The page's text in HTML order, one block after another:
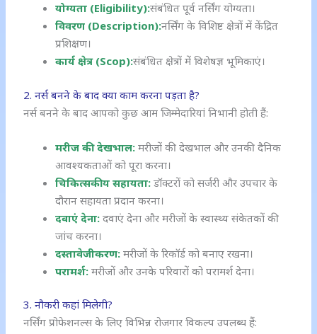
योग्यता (Eligibility):संबंधित पूर्व नर्सिंग योग्यता।
विवरण (Description):नर्सिंग के विशिष्ट क्षेत्रों में केंद्रित
प्रशिक्षण।
कार्य क्षेत्र (Scop):संबंधित क्षेत्रों में विशेषज्ञ भूमिकाएं।
2. नर्स बनने के बाद क्या काम करना पड़ता है?
नर्स बनने के बाद आपको कुछ आम जिम्मेदारियां निभानी होती हैं:
मरीज की देखभाल: मरीजों की देखभाल और उनकी दैनिक
आवश्यकताओं को पूरा करना।
चिकित्सकीय सहायता: डॉक्टरों को सर्जरी और उपचार के
दौरान सहायता प्रदान करना।
दवाएं देना: दवाएं देना और मरीजों के स्वास्थ्य संकेतकों की
जांच करना।
दस्तावेजीकरण: मरीजों के रिकॉर्ड को बनाए रखना।
परामर्श: मरीजों और उनके परिवारों को परामर्श देना।
3. नौकरी कहां मिलेगी?
नर्सिंग प्रोफेशनल्स के लिए विभिन्न रोजगार विकल्प उपलब्ध हैं: